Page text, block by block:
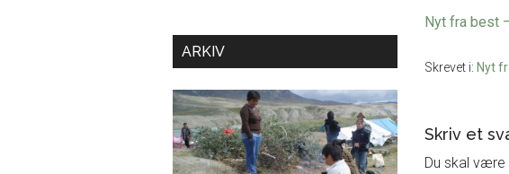
Nyt fra best
Skrevet i: Nyt
Skriv et
Du skal være
i
Kelter-
udstillingen
på
Moesgaard
ARKIV